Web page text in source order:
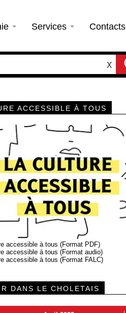
Services Contacts
X
ACCESSIBLE À TOUS
accessible à tous (Format PDF)
accessible à tous (Format audio)
accessible à tous (Format FALC)
DANS LE CHOLETAIS